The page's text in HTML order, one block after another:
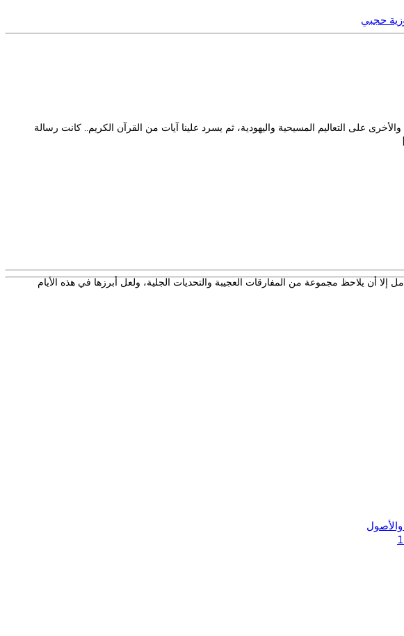
على التعاليم المسيحية واليهودية، ثم يسرد علينا آيات من القرآن الكريم.. كانت رسالة
حجبي
أن يلاحظ مجموعة من المفارقات العجيبة والتحديات الجلية، ولعل أبرزها في هذه الأيام